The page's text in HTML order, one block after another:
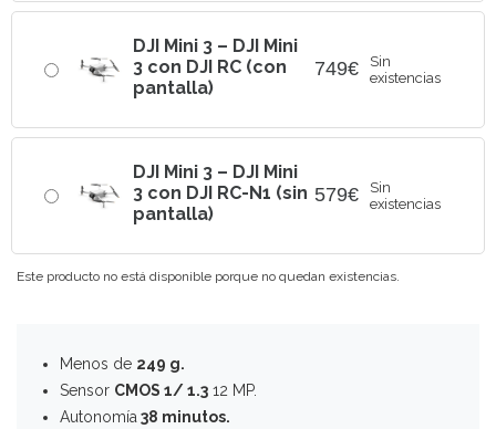
DJI Mini 3 – DJI Mini
3 con DJI RC (con
pantalla)
749€
Sin
existencias
DJI Mini 3 – DJI Mini
3 con DJI RC-N1 (sin
pantalla)
579€
Sin
existencias
Este producto no está disponible porque no quedan existencias.
Menos de 249 g.
Sensor CMOS 1/ 1.3 12 MP.
Autonomía 38 minutos.